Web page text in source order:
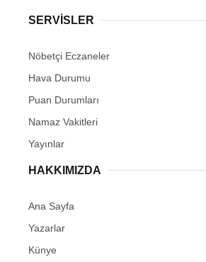
SERVİSLER
Nöbetçi Eczaneler
Hava Durumu
Puan Durumları
Namaz Vakitleri
Yayınlar
HAKKIMIZDA
Ana Sayfa
Yazarlar
Künye